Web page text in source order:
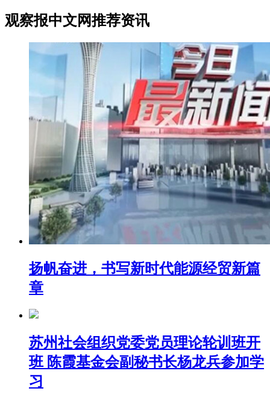
观察报中文网推荐资讯
扬帆奋进，书写新时代能源经贸新篇
章
苏州社会组织党委党员理论轮训班开
班 陈霞基金会副秘书长杨龙兵参加学
习